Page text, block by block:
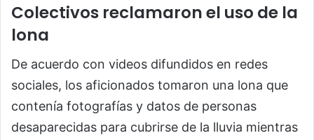
Colectivos reclamaron el uso de la
lona
De acuerdo con videos difundidos en redes
sociales, los aficionados tomaron una lona que
contenía fotografías y datos de personas
desaparecidas para cubrirse de la lluvia mientras